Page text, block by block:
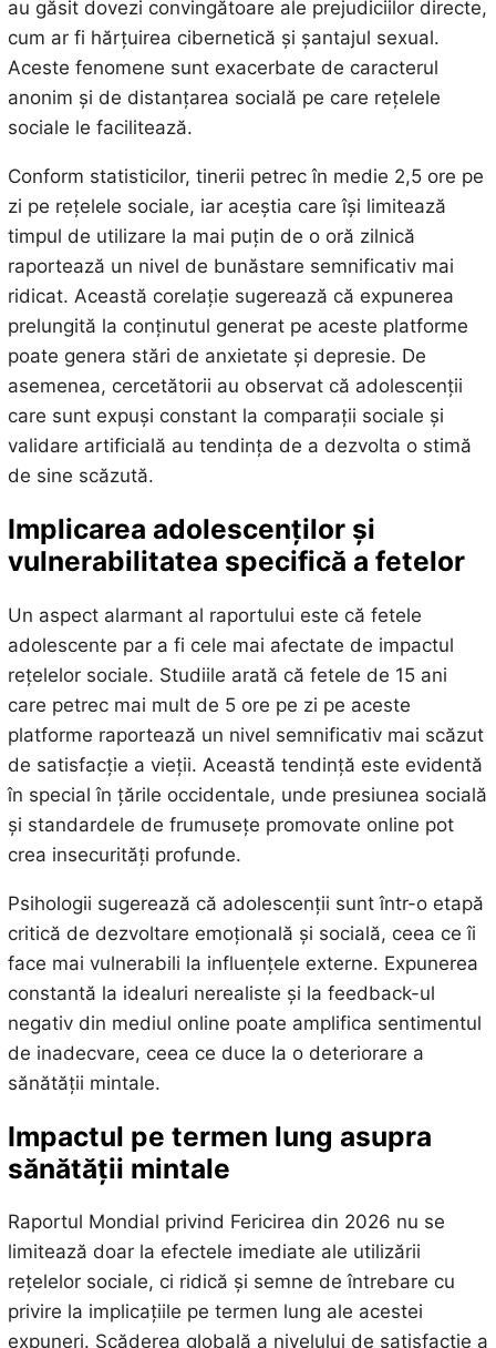
au găsit dovezi convingătoare ale prejudiciilor directe,
cum ar fi hărțuirea cibernetică și șantajul sexual.
Aceste fenomene sunt exacerbate de caracterul
anonim și de distanțarea socială pe care rețelele
sociale le facilitează.
Conform statisticilor, tinerii petrec în medie 2,5 ore pe
zi pe rețelele sociale, iar aceștia care își limitează
timpul de utilizare la mai puțin de o oră zilnică
raportează un nivel de bunăstare semnificativ mai
ridicat. Această corelație sugerează că expunerea
prelungită la conținutul generat pe aceste platforme
poate genera stări de anxietate și depresie. De
asemenea, cercetătorii au observat că adolescenții
care sunt expuși constant la comparații sociale și
validare artificială au tendința de a dezvolta o stimă
de sine scăzută.
Implicarea adolescenților și
vulnerabilitatea specifică a fetelor
Un aspect alarmant al raportului este că fetele
adolescente par a fi cele mai afectate de impactul
rețelelor sociale. Studiile arată că fetele de 15 ani
care petrec mai mult de 5 ore pe zi pe aceste
platforme raportează un nivel semnificativ mai scăzut
de satisfacție a vieții. Această tendință este evidentă
în special în țările occidentale, unde presiunea socială
și standardele de frumusețe promovate online pot
crea insecurități profunde.
Psihologii sugerează că adolescenții sunt într-o etapă
critică de dezvoltare emoțională și socială, ceea ce îi
face mai vulnerabili la influențele externe. Expunerea
constantă la idealuri nerealiste și la feedback-ul
negativ din mediul online poate amplifica sentimentul
de inadecvare, ceea ce duce la o deteriorare a
sănătății mintale.
Impactul pe termen lung asupra
sănătății mintale
Raportul Mondial privind Fericirea din 2026 nu se
limitează doar la efectele imediate ale utilizării
rețelelor sociale, ci ridică și semne de întrebare cu
privire la implicațiile pe termen lung ale acestei
expuneri. Scăderea globală a nivelului de satisfacție a